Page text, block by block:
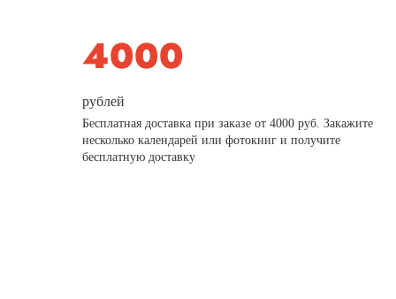
рублей
Бесплатная доставка при заказе от 4000 руб. Закажите
несколько календарей или фотокниг и получите
бесплатную доставку